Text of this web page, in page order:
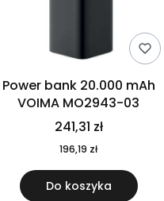
Power bank 20.000 mAh
VOIMA MO2943-03
241,31 zł
196,19 zł
Do koszyka